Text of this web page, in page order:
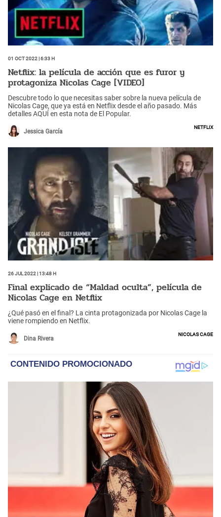
01 Oct 2022 | 6:33 h
Netflix: la película de acción que es furor y
protagoniza Nicolas Cage [VIDEO]
Descubre todo lo que necesitas saber sobre la nueva película de
Nicolas Cage, que ya está en Netflix desde el año pasado. Más
detalles AQUÍ en esta nota de El Popular.
Jessica García
Netflix
26 Jul 2022 | 13:48 h
Final explicado de “Maldad oculta”, película de
Nicolas Cage en Netflix
¿Qué pasó en el final? La cinta protagonizada por Nicolas Cage la
viene rompiendo en Netflix.
Dina Rivera
Nicolas Cage